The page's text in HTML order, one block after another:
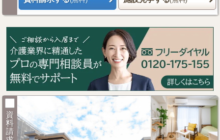
資
料
請